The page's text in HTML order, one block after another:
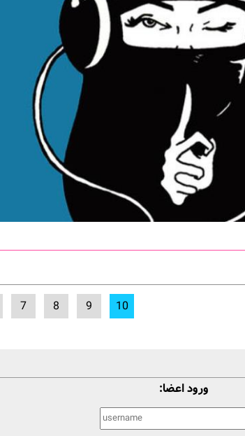
7 8 9 10
ورود اعضا: